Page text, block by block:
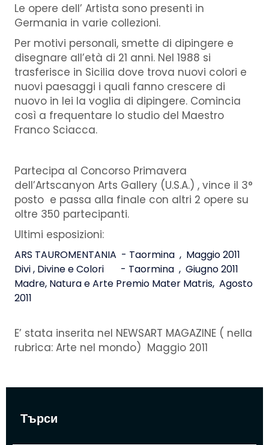
Търси
Le opere dell’ Artista sono presenti in
Germania in varie collezioni.
Per motivi personali, smette di dipingere e
disegnare all’età di 21 anni. Nel 1988 si
trasferisce in Sicilia dove trova nuovi colori e
nuovi paesaggi i quali fanno crescere di
nuovo in lei la voglia di dipingere. Comincia
così a frequentare lo studio del Maestro
Franco Sciacca.
Partecipa al Concorso Primavera
dell’Artscanyon Arts Gallery (U.S.A.) , vince il 3°
posto e passa alla finale con altri 2 opere su
oltre 350 partecipanti.
Ultimi esposizioni:
ARS TAUROMENTANIA - Taormina , Maggio 2011
Divi , Divine e Colori - Taormina , Giugno 2011
Madre, Natura e Arte Premio Mater Matris, Agosto
2011
E’ stata inserita nel NEWSART MAGAZINE ( nella
rubrica: Arte nel mondo) Maggio 2011